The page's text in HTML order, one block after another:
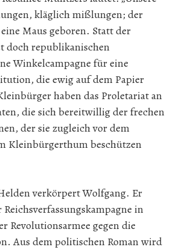
kläglich mißlungen; der
Maus geboren. Statt der
doch republikanischen
Winkelcampagne für eine
die ewig auf dem Papier
haben das Proletariat an
die sich bereitwillig der frechen
der sie zugleich vor dem
Kleinbürgerthum beschützen
verkörpert Wolfgang. Er
in
Revolutionsarmee gegen die
Aus dem politischen Roman wird